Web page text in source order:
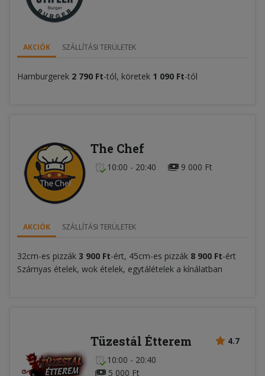
AKCIÓK SZÁLLÍTÁSI TERÜLETEK
Hamburgerek 2 790 Ft-tól, köretek 1 090 Ft-tól
The Chef
10:00 - 20:40 9 000 Ft
AKCIÓK SZÁLLÍTÁSI TERÜLETEK
32cm-es pizzák 3 900 Ft-ért, 45cm-es pizzák 8 900 Ft-ért
Szárnyas ételek, wok ételek, egytálételek a kínálatban
4.7
Tüzestál Étterem
10:00 - 20:40
5 000 Ft